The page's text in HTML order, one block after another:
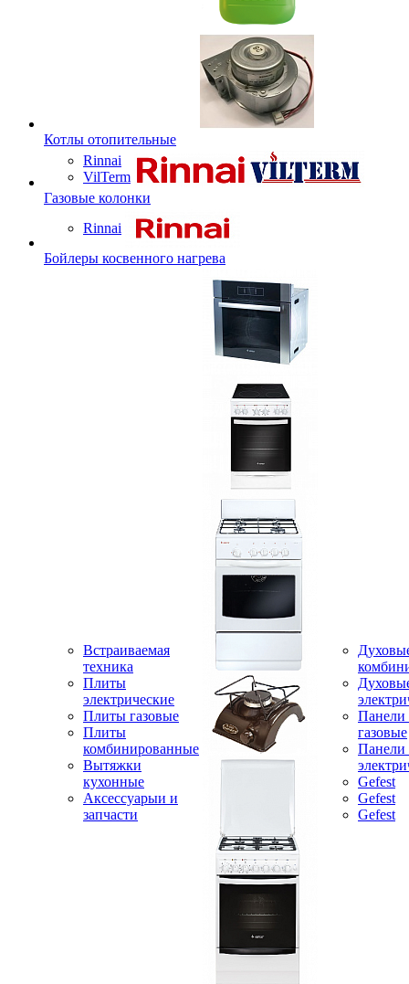
Котлы отопительные
Rinnai
VilTerm
Газовые колонки
Rinnai
Бойлеры косвенного нагрева
Встраиваемая
техника
Плиты
электрические
Плиты газовые
Плиты
комбинированные
Вытяжки
кухонные
Аксессуарыи и
запчасти
Панели
газовые
Панели
Gefest
Gefest
Gefest